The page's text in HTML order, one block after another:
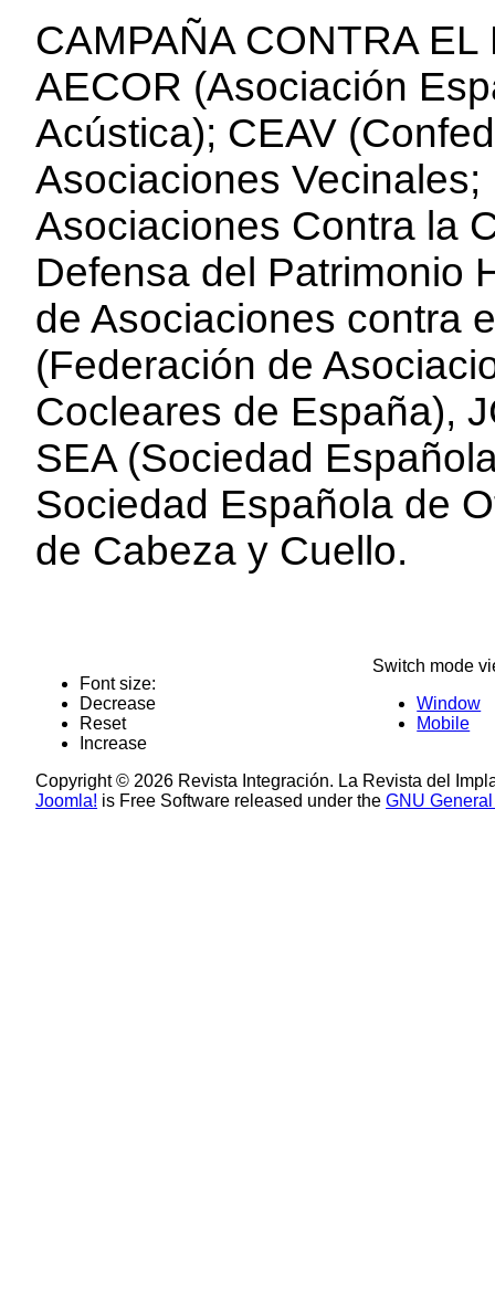
CAMPAÑA CONTRA
AECOR (Asociación
Acústica); CEAV
Asociaciones
Asociaciones Contra la
Defensa del Patrimonio
de Asociaciones contra
(Federación de
Cocleares de España),
SEA (Sociedad
Sociedad Española de
de Cabeza y Cuello.
Font size:
Decrease
Reset
Increase
Switch mode
Window
Mobile
Copyright © 2026 Revista Integración. La Revista del
Joomla! is Free Software released under theGNU